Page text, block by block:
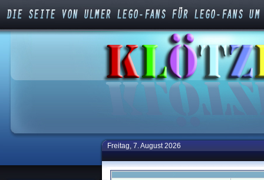
Freitag, 7. August 2026